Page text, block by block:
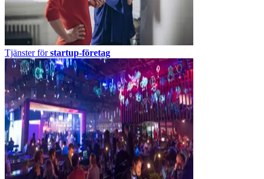
Tjänster förstartup-företag